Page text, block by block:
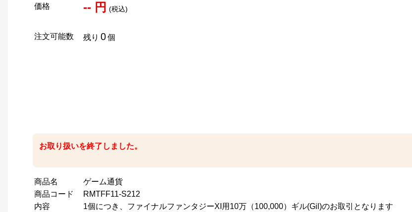
価格 -- 円 (税込)
注文可能数 残り 0個
お取り扱いを終了しました。
商品名
ゲーム通貨
商品コード
RMTFF11-S212
内容
1個につき、ファイナルファンタジーXI用10万（100,000）ギル(Gil)のお取引となります